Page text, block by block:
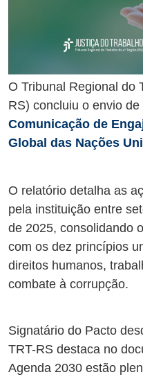
O Tribunal Regional do
RS) concluiu o envio
Comunicação de
Global das Nações
O relatório detalha as
pela instituição entre
de 2025, consolidando
com os dez princípios
direitos humanos,
combate à corrupção.
Signatário do Pacto
TRT-RS destaca no
Agenda 2030 estão